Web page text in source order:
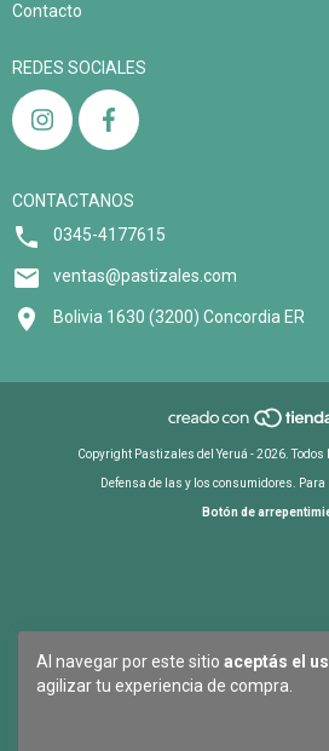
Al navegar por este sitio aceptás el
agilizar tu experiencia de compra.
Contacto
REDES SOCIALES
CONTACTANOS
0345-4177615
ventas@pastizales.com
Bolivia 1630 (3200) Concordia ER
Copyright Pastizales del Yeruá - 2026.
Defensa de las y los consumidores. Para
Botón de